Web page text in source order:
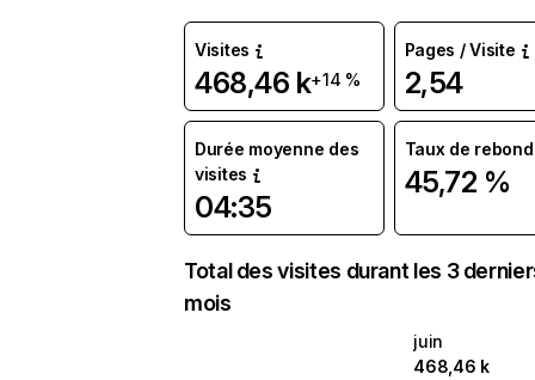
Visites
468,46 k+14 %
Pages / Visite
2,54
Durée moyenne des
visites
04:35
Taux de rebond
45,72 %
Total des visites durant les 3
mois
juin
468,46 k